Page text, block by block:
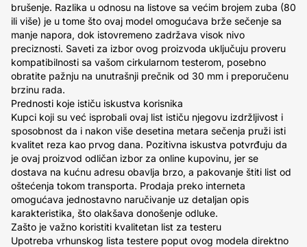
brušenje. Razlika u odnosu na listove sa većim brojem zuba (80
ili više) je u tome što ovaj model omogućava brže sečenje sa
manje napora, dok istovremeno zadržava visok nivo
preciznosti. Saveti za izbor ovog proizvoda uključuju proveru
kompatibilnosti sa vašom cirkularnom testerom, posebno
obratite pažnju na unutrašnji prečnik od 30 mm i preporučenu
brzinu rada.
Prednosti koje ističu iskustva korisnika
Kupci koji su već isprobali ovaj list ističu njegovu izdržljivost i
sposobnost da i nakon više desetina metara sečenja pruži isti
kvalitet reza kao prvog dana. Pozitivna iskustva potvrđuju da
je ovaj proizvod odličan izbor za online kupovinu, jer se
dostava na kućnu adresu obavlja brzo, a pakovanje štiti list od
oštećenja tokom transporta. Prodaja preko interneta
omogućava jednostavno naručivanje uz detaljan opis
karakteristika, što olakšava donošenje odluke.
Zašto je važno koristiti kvalitetan list za testeru
Upotreba vrhunskog lista testere poput ovog modela direktno